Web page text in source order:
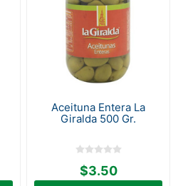
Aceituna Entera La
Giralda 500 Gr.
$3.50